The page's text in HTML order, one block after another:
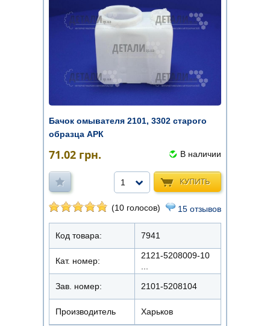
Бачок омывателя 2101, 3302 старого
образца АРК
71.02 грн. В наличии
КУПИТЬ
1
(10 голосов) 15 отзывов
Код товара: 7941
Кат. номер:
2121-5208009-10
Зав. номер: 2101-5208104
Производитель Харьков